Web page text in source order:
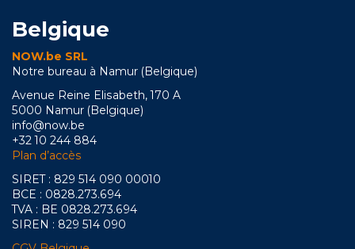
Belgique
NOW.be SRL
Notre bureau à Namur (Belgique)
Avenue Reine Elisabeth, 170 A
5000 Namur (Belgique)
info@now.be
+32 10 244 884
Plan d’accès
SIRET : 829 514 090 00010
BCE : 0828.273.694
TVA : BE 0828.273.694
SIREN : 829 514 090